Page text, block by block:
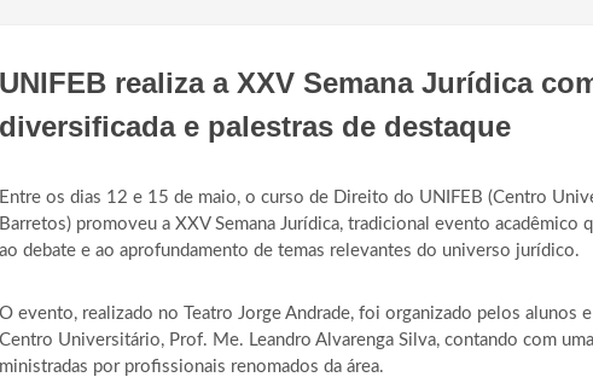
UNIFEB realiza a XXV Semana Jurídica
diversificada e palestras de destaque
Entre os dias 12 e 15 de maio, o curso de Direito do UNIFEB (Centro
Barretos) promoveu a XXV Semana Jurídica, tradicional evento acadêmico
ao debate e ao aprofundamento de temas relevantes do universo jurídico.
O evento, realizado no Teatro Jorge Andrade, foi organizado pelos alunos
Centro Universitário, Prof. Me. Leandro Alvarenga Silva, contando com
ministradas por profissionais renomados da área.